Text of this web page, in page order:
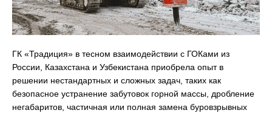
ГК «Традиция» в тесном взаимодействии с ГОКами из
России, Казахстана и Узбекистана приобрела опыт в
решении нестандартных и сложных задач, таких как
безопасное устранение забутовок горной массы, дробление
негабаритов, частичная или полная замена буровзрывных